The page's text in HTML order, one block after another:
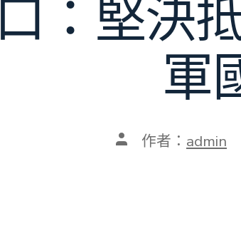
口：堅決
軍
文 作者： admin